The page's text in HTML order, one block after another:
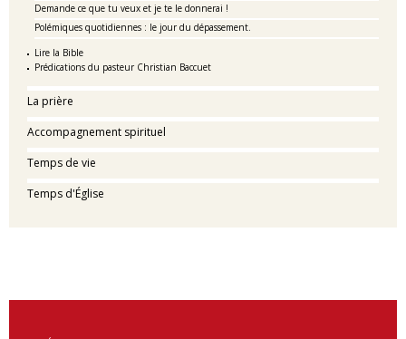
Demande ce que tu veux et je te le donnerai !
Polémiques quotidiennes : le jour du dépassement.
Lire la Bible
Prédications du pasteur Christian Baccuet
La prière
Accompagnement spirituel
Temps de vie
Temps d'Église